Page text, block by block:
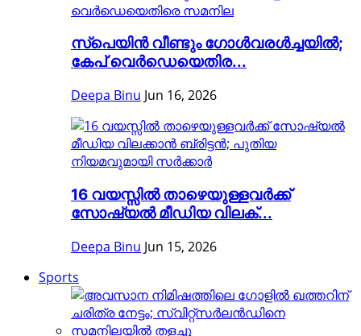
സ്പെയിൻ വീണ്ടും ഗോൾവരൾച്ചയിൽ;
കേപ് വെർഡെയെതിര...
Deepa Binu Jun 16, 2026
16 വയസ്സിൽ താഴെയുള്ളവർക്ക്
സോഷ്യൽ മീഡിയ വിലക്...
Deepa Binu Jun 15, 2026
Sports